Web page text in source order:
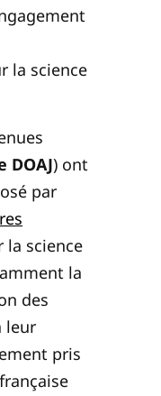
la science
DOAJ) ont
par
la science
la
des
leur
pris